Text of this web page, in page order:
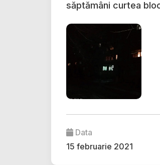
săptămâni curtea
Data
15 februarie 2021